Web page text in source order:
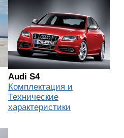
Audi S4
Комплектация и
Технические
характеристики